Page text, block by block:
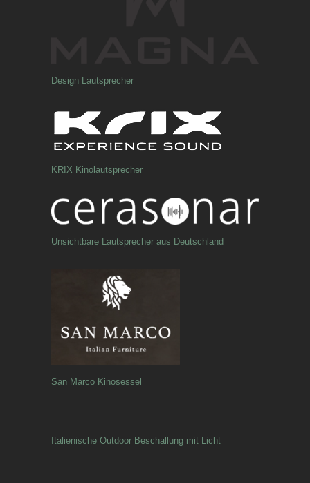
Design Lautsprecher
KRIX Kinolautsprecher
Unsichtbare Lautsprecher aus Deutschland
San Marco Kinosessel
Italienische Outdoor Beschallung mit Licht